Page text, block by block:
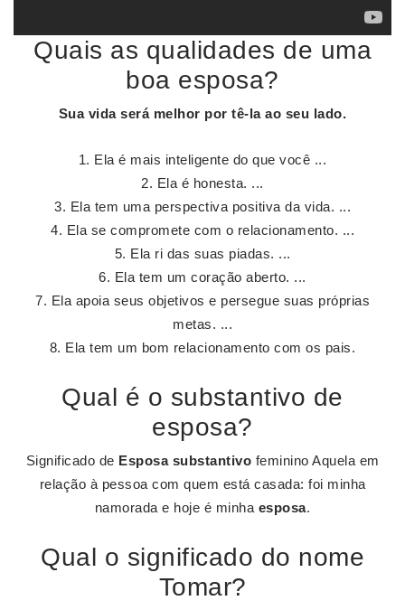
Quais as qualidades de uma
boa esposa?
Sua vida será melhor por tê-la ao seu lado.
Ela é mais inteligente do que você ...
Ela é honesta. ...
Ela tem uma perspectiva positiva da vida. ...
Ela se compromete com o relacionamento. ...
Ela ri das suas piadas. ...
Ela tem um coração aberto. ...
Ela apoia seus objetivos e persegue suas próprias
metas. ...
Ela tem um bom relacionamento com os pais.
Qual é o substantivo de
esposa?
Significado de Esposa substantivo feminino Aquela em
relação à pessoa com quem está casada: foi minha
namorada e hoje é minha esposa.
Qual o significado do nome
Tomar?